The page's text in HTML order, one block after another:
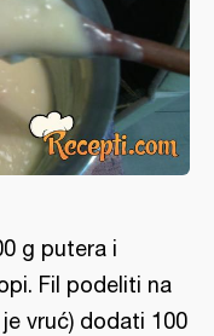
g putera i
Fil podeliti na
vruć) dodati 100